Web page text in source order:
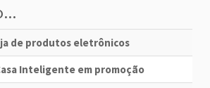
de produtos eletrônicos
Inteligente em promoção